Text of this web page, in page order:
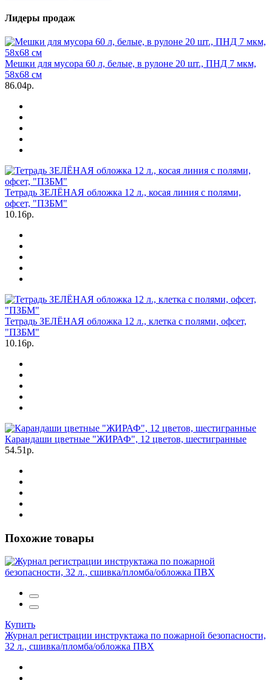
Лидеры продаж
Мешки для мусора 60 л, белые, в рулоне 20 шт., ПНД 7 мкм,
58х68 см
86.04р.
Тетрадь ЗЕЛЁНАЯ обложка 12 л., косая линия с полями,
офсет, "ПЗБМ"
10.16р.
Тетрадь ЗЕЛЁНАЯ обложка 12 л., клетка с полями, офсет,
"ПЗБМ"
10.16р.
Карандаши цветные "ЖИРАФ", 12 цветов, шестигранные
54.51р.
Похожие товары
Купить
Журнал регистрации инструктажа по пожарной безопасности,
32 л., сшивка/пломба/обложка ПВХ